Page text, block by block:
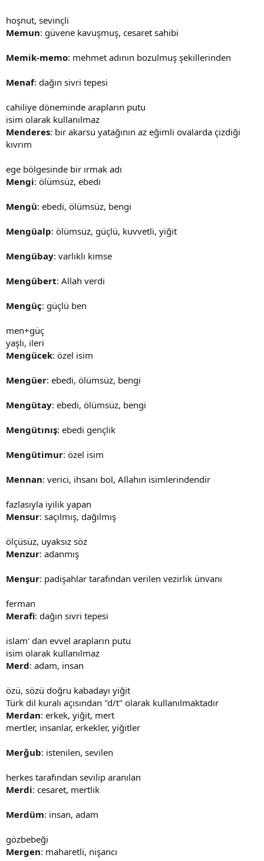
hoşnut, sevinçli
Memun: güvene kavuşmuş, cesaret sahibi
Memik-memo: mehmet adının bozulmuş şekillerinden
Menaf: dağın sivri tepesi
cahiliye döneminde arapların putu
isim olarak kullanılmaz
Menderes: bir akarsu yatağının az eğimli ovalarda çizdiği
kıvrım
ege bölgesinde bir ırmak adı
Mengi: ölümsüz, ebedi
Mengü: ebedi, ölümsüz, bengi
Mengüalp: ölümsüz, güçlü, kuvvetli, yiğit
Mengübay: varlıklı kimse
Mengübert: Allah verdi
Mengüç: güçlü ben
men+güç
yaşlı, ileri
Mengücek: özel isim
Mengüer: ebedi, ölümsüz, bengi
Mengütay: ebedi, ölümsüz, bengi
Mengütınış: ebedi gençlik
Mengütimur: özel isim
Mennan: verici, ihsanı bol, Allahın isimlerindendir
fazlasıyla iyilik yapan
Mensur: saçılmış, dağılmış
ölçüsüz, uyaksız söz
Menzur: adanmış
Menşur: padişahlar tarafından verilen vezirlik ünvanı
ferman
Merafi: dağın sivri tepesi
islam' dan evvel arapların putu
isim olarak kullanılmaz
Merd: adam, insan
özü, sözü doğru kabadayı yiğit
Türk dil kuralı açısından "d/t" olarak kullanılmaktadır
Merdan: erkek, yiğit, mert
mertler, insanlar, erkekler, yiğitler
Merğub: istenilen, sevilen
herkes tarafından sevilip aranılan
Merdi: cesaret, mertlik
Merdüm: insan, adam
gözbebeği
Mergen: maharetli, nişancı